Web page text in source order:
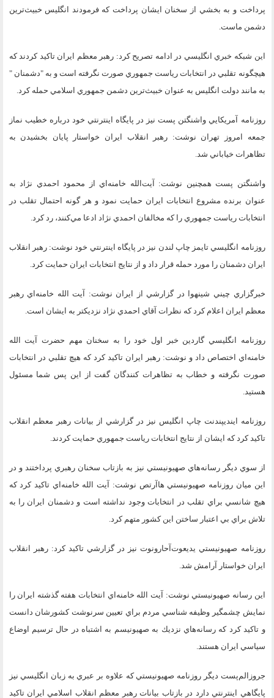
پرداخت و به بخشي از سخنان ايشان پرداخت كه فرمودند انگليس خبيث‌ترين
دشمن ماست.
اين شبكه خبري انگليسي در ادامه تصريح كرد: رهبر معظم ايران تاكيد كردند كه
هيچگونه تقلبي در انتخابات رياست جمهوري صورت نگرفته است و به "دشمنان "
به مانند دولت انگليس به عنوان خبيث‌ترين دشمن جمهوري اسلامي حمله كرد.
روزنامه آمريكايي واشنگتن پست نيز در پايگاه اينترنتي خود درباره خطيب نماز
جمعه امروز تهران نوشت: رهبر انقلاب ايران خواستار پايان بخشيدن به
تظاهرات خياباني شد.
واشنگتن پست همچنين نوشت: آيت‌الله خامنه‌اي از محمود احمدي نژاد به
عنوان برنده مشروع انتخابات ايران حمايت نمود و هر گونه احتمال تقلب در
انتخابات رياست جمهوري را كه مخالفان احمدي نژاد ادعا مي‌كنند، رد كرد.
روزنامه انگليسي تايمز چاپ لندن نيز در پايگاه اينترنتي خود نوشت: رهبر انقلاب
ايران دشمنان را مورد حمله قرار داد و از نتايج انتخابات ايران حمايت كرد.
خبرگزاري چيني شينهوا در گزارشي از ايران نوشت: آيت الله خامنه‌اي رهبر
معظم ايران اعلام كرد كه نظرات آقاي احمدي نژاد نزديكتر به ايشان است.
روزنامه انگليسي گاردين خبر اول خود را به سخنان مهم حضرت آيت الله
خامنه‌اي اختصاص داد و نوشت: رهبر ايران تاكيد كرد كه هيچ تقلبي در انتخابات
صورت نگرفته و خطاب به تظاهرات كنندگان گفت از اين پس شما مسئول
هستيد.
روزنامه اينديپندنت چاپ انگليس نيز در گزارشي از بيانات رهبر معظم انقلاب
تاكيد كرد كه ايشان از نتايج انتخابات رياست جمهوري حمايت كردند.
از سوي ديگر رسانه‌هاي صهيونيستي نيز به بازتاب سخنان رهبري پرداختند و در
اين ميان روزنامه صهيونيستي هاآرتص نوشت: آيت الله خامنه‌اي تاكيد كرد كه
هيچ شانسي براي تقلب در انتخابات وجود نداشته است و دشمنان ايران را به
تلاش براي بي اعتبار ساختن اين كشور متهم كرد.
روزنامه صهيونيستي يديعوت‌آحارونوت نيز در گزارشي تاكيد كرد: رهبر انقلاب
ايران خواستار آرامش شد.
اين رسانه صهيونيستي نوشت: آيت الله خامنه‌اي انتخابات هفته گذشته ايران را
نمايش چشمگير وظيفه شناسي مردم براي تعيين سرنوشت كشورشان دانست
و تاكيد كرد كه رسانه‌هاي نزديك به صهيونيسم به اشتباه در حال ترسيم اوضاع
سياسي ايران هستند.
جروزالم‌پست ديگر روزنامه صهيونيستي كه علاوه بر عبري به زبان انگليسي نيز
پايگاهي اينترنتي دارد در بازتاب بيانات رهبر معظم انقلاب اسلامي ايران تاكيد